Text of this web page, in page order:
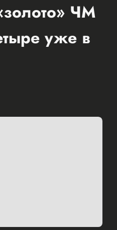
ЧМ
уже в